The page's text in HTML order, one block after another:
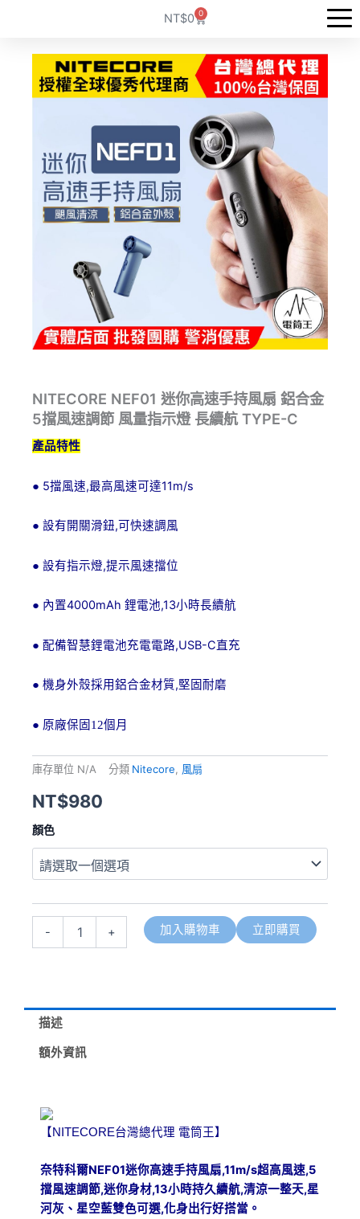
NT$0 0
購
物
NITECORE NEF01 迷你高速手持風扇 鋁合金
5擋風速調節 風量指示燈 長續航 TYPE-C
產品特性
● 5擋風速,最高風速可達11m/s
● 設有開關滑鈕,可快速調風
● 設有指示燈,提示風速擋位
● 內置4000mAh 鋰電池,13小時長續航
● 配備智慧鋰電池充電電路,USB-C直充
● 機身外殼採用鋁合金材質,堅固耐磨
● 原廠保固 12個月
庫存單位 N/A 分類 Nitecore 風扇
NT$980
顏色
-
NITECORE
迷
你
速
金
擋
節
指
示
燈
長
+ 加入購物車 立即購買
描述
額外資訊
【NITECORE台灣總代理 電筒王】
奈特科爾NEF01迷你高速手持風扇,11m/s超高風速,5
擋風速調節,迷你身材,13小時持久續航,清涼一整天,星
河灰、星空藍雙色可 選,化身出行好搭當。